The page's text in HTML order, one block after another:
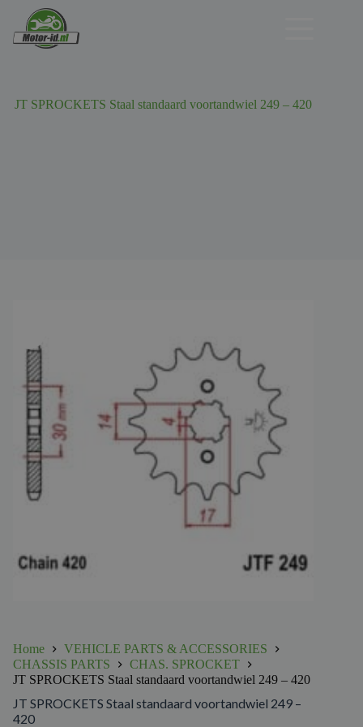
JT SPROCKETS Staal standaard voortandwiel 249 – 420
Home
VEHICLE PARTS & ACCESSORIES
CHASSIS PARTS
CHAS. SPROCKET
JT SPROCKETS Staal standaard voortandwiel 249 – 420
JT SPROCKETS Staal standaard voortandwiel 249 –
420